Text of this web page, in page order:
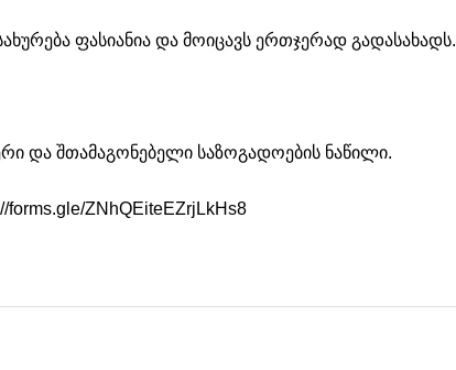
ფასიანია და მოიცავს ერთჯერად გადასახადს.
და შთამაგონებელი საზოგადოების ნაწილი.
forms.gle/ZNhQEiteEZrjLkHs8